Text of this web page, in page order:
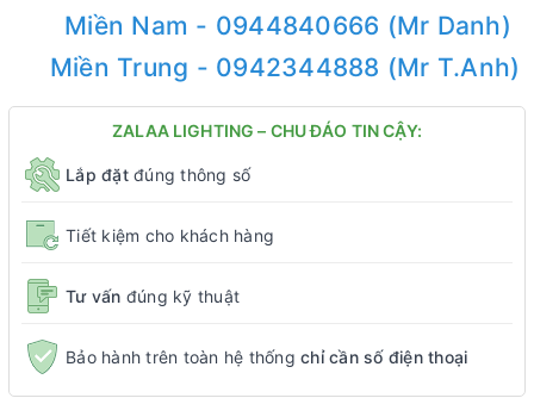
Miền Nam - 0944840666 (Mr Danh)
Miền Trung - 0942344888 (Mr T.Anh)
ZALAA LIGHTING – CHU ĐÁO TIN CẬY:
Lắp đặtđúng thông số
Tiết kiệm cho khách hàng
Tư vấn đúng kỹ thuật
Bảo hành trên toàn hệ thống chỉ cần số điện thoại